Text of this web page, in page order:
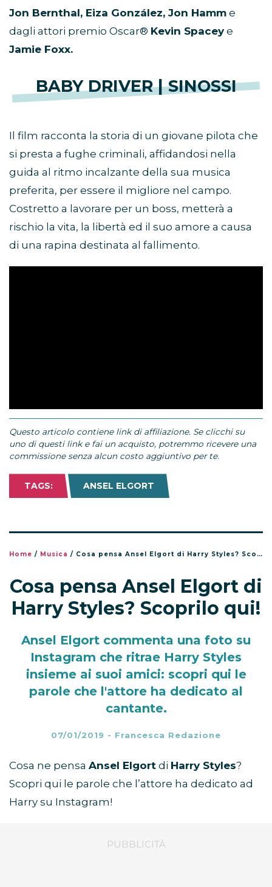
Jon Bernthal, Eiza González, Jon Hamm e
dagli attori premio Oscar® Kevin Spaceye
Jamie Foxx.
BABY DRIVER | SINOSSI
Il film racconta la storia di un giovane pilota che
si presta a fughe criminali, affidandosi nella
guida al ritmo incalzante della sua musica
preferita, per essere il migliore nel campo.
Costretto a lavorare per un boss, metterà a
rischio la vita, la libertà ed il suo amore a causa
di una rapina destinata al fallimento.
Questo articolo contiene link di affiliazione. Se clicchi su
uno di questi link e fai un acquisto, potremmo ricevere una
commissione senza alcun costo aggiuntivo per te.
TAGS: ANSEL ELGORT
Home / Musica / Cosa pensa Ansel Elgort di Harry Styles? Scoprilo qui!
Cosa pensa Ansel Elgort di
Harry Styles? Scoprilo qui!
Ansel Elgort commenta una foto su
Instagram che ritrae Harry Styles
insieme ai suoi amici: scopri qui le
parole che l'attore ha dedicato al
cantante.
07/01/2019 - Francesca Redazione
Cosa ne pensa Ansel Elgort di Harry Styles?
Scopri qui le parole che l’attore ha dedicato ad
Harry su Instagram!